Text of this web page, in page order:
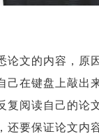
论文的内容，原
己在键盘上敲出
复阅读自己的论
还要保证论文内